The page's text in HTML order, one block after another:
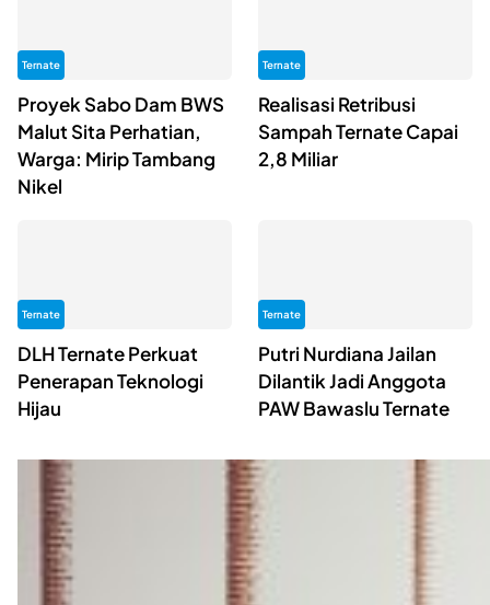
Ternate
Proyek Sabo Dam BWS
Malut Sita Perhatian,
Warga: Mirip Tambang
Nikel
Ternate
Realisasi Retribusi
Sampah Ternate Capai
2,8 Miliar
Ternate
DLH Ternate Perkuat
Penerapan Teknologi
Hijau
Ternate
Putri Nurdiana Jailan
Dilantik Jadi Anggota
PAW Bawaslu Ternate